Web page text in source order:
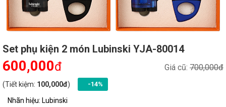
Set phụ kiện 2 món Lubinski YJA-80014
Giá cũ: 700,000đ
600,000đ
(Tiết kiệm: 100,000đ) -14%
Nhãn hiệu: Lubinski